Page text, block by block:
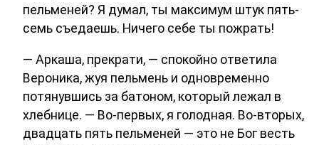
пельменей? Я думал, ты максимум штук пять-
семь съедаешь. Ничего себе ты пожрать!
— Аркаша, прекрати, — спокойно ответила
Вероника, жуя пельмень и одновременно
потянувшись за батоном, который лежал в
хлебнице. — Во-первых, я голодная. Во-вторых,
двадцать пять пельменей — это не Бог весть